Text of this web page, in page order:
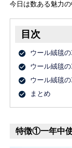
今日は数ある魅力
目次
ウール絨毯
ウール絨毯
ウール絨毯
まとめ
特徴①一年中